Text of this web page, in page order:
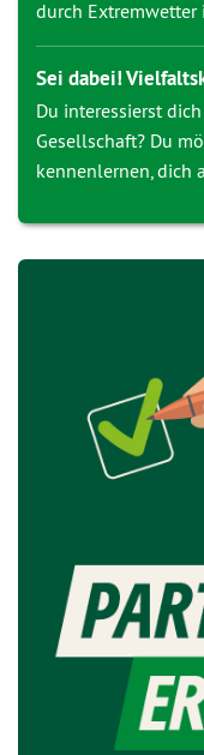
durch
Sei dabei!
Du interessierst
Gesellschaft? Du
kennenlernen, dich